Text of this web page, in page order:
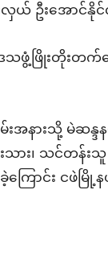
ယ် ဦးအောင်နို
ဖွံ့ဖြိုးတိုးတက်ရေ
အနားသို့ မဲဆန္ဒ
သား၊ သင်တန်း
ကြောင်း ငဖဲမြို့